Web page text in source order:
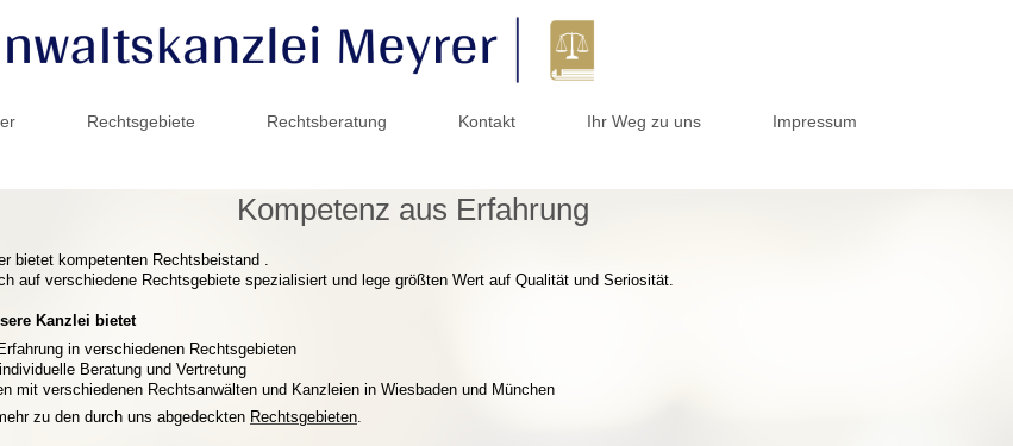
Rechtsgebiete Rechtsberatung Kontakt Ihr Weg zu uns Impressum
Kompetenz aus Erfahrung
bietet kompetenten Rechtsbeistand .
auf verschiedene Rechtsgebiete spezialisiert und lege größten Wert auf Qualität und Seriosität.
Kanzlei bietet
in verschiedenen Rechtsgebieten
Beratung und Vertretung
mit verschiedenen Rechtsanwälten und Kanzleien in Wiesbaden und München
zu den durch uns abgedeckten Rechtsgebieten.